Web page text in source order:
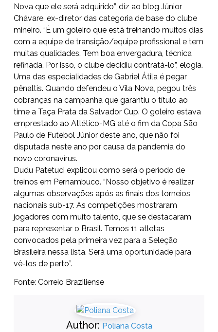
Nova que ele será adquirido”, diz ao blog Júnior
Chávare, ex-diretor das categoria de base do clube
mineiro. “É um goleiro que está treinando muitos dias
com a equipe de transição/equipe profissional e tem
muitas qualidades. Tem boa envergadura, técnica
refinada. Por isso, o clube decidiu contratá-lo”, elogia.
Uma das especialidades de Gabriel Átila é pegar
pênaltis. Quando defendeu o Vila Nova, pegou três
cobranças na campanha que garantiu o título ao
time a Taça Prata da Salvador Cup. O goleiro estava
emprestado ao Atlético-MG até o fim da Copa São
Paulo de Futebol Júnior deste ano, que não foi
disputada neste ano por causa da pandemia do
novo coronavírus.
Dudu Patetuci explicou como será o período de
treinos em Pernambuco. “Nosso objetivo é realizar
algumas observações após as finais dos torneios
nacionais sub-17. As competições mostraram
jogadores com muito talento, que se destacaram
para representar o Brasil. Temos 11 atletas
convocados pela primeira vez para a Seleção
Brasileira nessa lista. Será uma oportunidade para
vê-los de perto”.
Fonte: Correio Braziliense
Author: Poliana Costa